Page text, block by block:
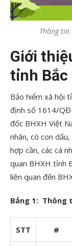
Thông tin
Giới
tỉnh Bắc
Bảo hiểm xã hội
định số 1614/
đốc BHXH Việt
nhân, có con
hợp cần, các cá
quan BHXH tỉnh
liên quan đến
Bảng 1: Thông
STT #